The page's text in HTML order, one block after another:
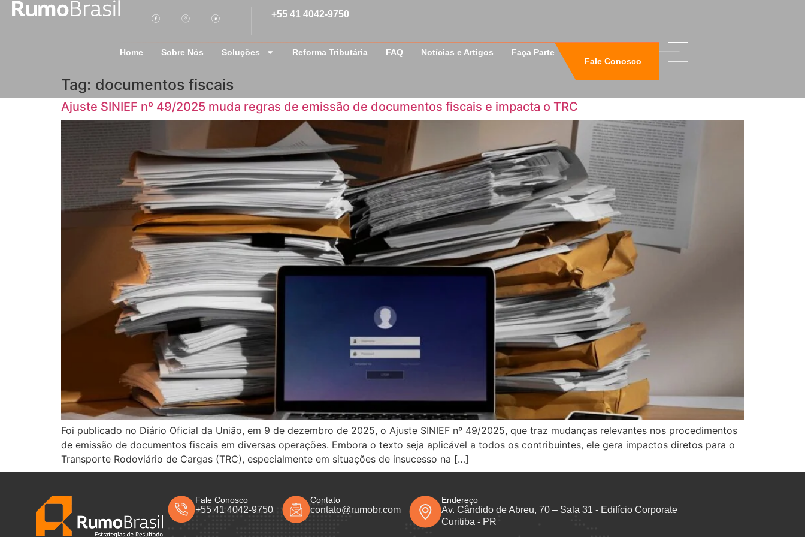
+55 41 4042-9750
Home Sobre Nós Soluções Reforma Tributária FAQ Notícias e Artigos
Faça Parte
Fale Conosco
Tag: documentos fiscais
Ajuste SINIEF nº 49/2025 muda regras de emissão de documentos fiscais e impacta o TRC
Foi publicado no Diário Oficial da União, em 9 de dezembro de 2025, o Ajuste SINIEF nº 49/2025, que traz mudanças relevantes nos procedimentos
de emissão de documentos fiscais em diversas operações. Embora o texto seja aplicável a todos os contribuintes, ele gera impactos diretos para o
Transporte Rodoviário de Cargas (TRC), especialmente em situações de insucesso na […]
Fale Conosco
+55 41 4042-9750
Contato
contato@rumobr.com
Endereço
Av. Cândido de Abreu, 70 – Sala 31 - Edifício Corporate
Curitiba - PR